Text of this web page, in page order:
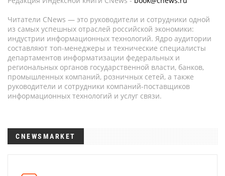
Читатели CNews — это руководители и сотрудники одной
из самых успешных отраслей российской экономики:
индустрии информационных технологий. Ядро аудитории
составляют топ-менеджеры и технические специалисты
департаментов информатизации федеральных и
региональных органов государственной власти, банков,
промышленных компаний, розничных сетей, а также
руководители и сотрудники компаний-поставщиков
информационных технологий и услуг связи.
CNEWSMARKET